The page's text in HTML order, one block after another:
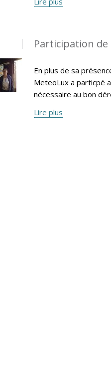
Participation de
En plus de sa
MeteoLux a particpé
nécessaire au bon
Lire plus